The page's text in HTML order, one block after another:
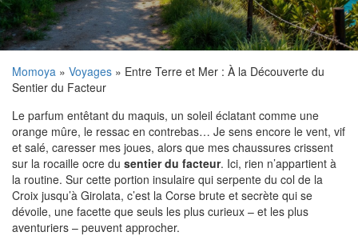
Momoya » Voyages » Entre Terre et Mer : À la Découverte du
Sentier du Facteur
Le parfum entêtant du maquis, un soleil éclatant comme une
orange mûre, le ressac en contrebas… Je sens encore le vent, vif
et salé, caresser mes joues, alors que mes chaussures crissent
sur la rocaille ocre du sentier du facteur. Ici, rien n’appartient à
la routine. Sur cette portion insulaire qui serpente du col de la
Croix jusqu’à Girolata, c’est la Corse brute et secrète qui se
dévoile, une facette que seuls les plus curieux – et les plus
aventuriers – peuvent approcher.